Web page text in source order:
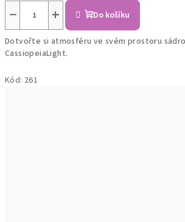
+
− Do košíku
Dotvořte si atmosféru ve svém prostoru
CassiopeiaLight.
Kód: 261